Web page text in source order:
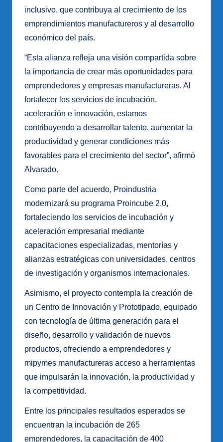
inclusivo, que contribuya al crecimiento de los
emprendimientos manufactureros y al desarrollo
económico del país.
“Esta alianza refleja una visión compartida sobre
la importancia de crear más oportunidades para
emprendedores y empresas manufactureras. Al
fortalecer los servicios de incubación,
aceleración e innovación, estamos
contribuyendo a desarrollar talento, aumentar la
productividad y generar condiciones más
favorables para el crecimiento del sector”, afirmó
Alvarado.
Como parte del acuerdo, Proindustria
modernizará su programa Proincube 2.0,
fortaleciendo los servicios de incubación y
aceleración empresarial mediante
capacitaciones especializadas, mentorías y
alianzas estratégicas con universidades, centros
de investigación y organismos internacionales.
Asimismo, el proyecto contempla la creación de
un Centro de Innovación y Prototipado, equipado
con tecnología de última generación para el
diseño, desarrollo y validación de nuevos
productos, ofreciendo a emprendedores y
mipymes manufactureras acceso a herramientas
que impulsarán la innovación, la productividad y
la competitividad.
Entre los principales resultados esperados se
encuentran la incubación de 265
emprendedores, la capacitación de 400